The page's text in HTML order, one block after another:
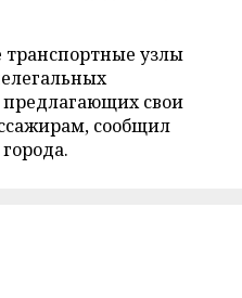
узлы
предлагающих свои
сообщил